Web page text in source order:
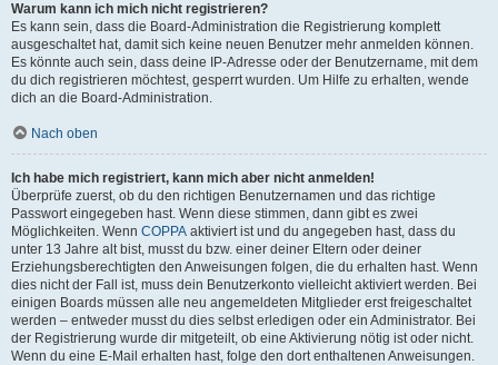
Warum kann ich mich nicht registrieren?
Es kann sein, dass die Board-Administration die Registrierung komplett
ausgeschaltet hat, damit sich keine neuen Benutzer mehr anmelden können.
Es könnte auch sein, dass deine IP-Adresse oder der Benutzername, mit dem
du dich registrieren möchtest, gesperrt wurden. Um Hilfe zu erhalten, wende
dich an die Board-Administration.
Nach oben
Ich habe mich registriert, kann mich aber nicht anmelden!
Überprüfe zuerst, ob du den richtigen Benutzernamen und das richtige
Passwort eingegeben hast. Wenn diese stimmen, dann gibt es zwei
Möglichkeiten. Wenn COPPA aktiviert ist und du angegeben hast, dass du
unter 13 Jahre alt bist, musst du bzw. einer deiner Eltern oder deiner
Erziehungsberechtigten den Anweisungen folgen, die du erhalten hast. Wenn
dies nicht der Fall ist, muss dein Benutzerkonto vielleicht aktiviert werden. Bei
einigen Boards müssen alle neu angemeldeten Mitglieder erst freigeschaltet
werden – entweder musst du dies selbst erledigen oder ein Administrator. Bei
der Registrierung wurde dir mitgeteilt, ob eine Aktivierung nötig ist oder nicht.
Wenn du eine E-Mail erhalten hast, folge den dort enthaltenen Anweisungen.